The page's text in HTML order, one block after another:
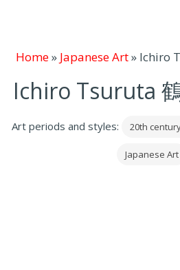
Home» Japanese Art» Ichiro
Ichiro Tsuruta
Art periods and styles: 20th
Japanese Art